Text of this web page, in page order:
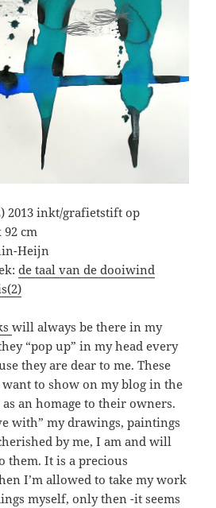
2013 inkt/grafietstift op
cm
Heijn
de taal van de dooiwind
will always be there in my
“pop up” in my head every
they are dear to me. These
to show on my blog in the
as an homage to their owners.
with” my drawings, paintings
by me, I am and will
them. It is a precious
I’m allowed to take my work
myself, only then -it seems